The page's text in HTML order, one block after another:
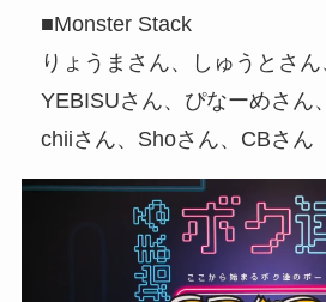
■Monster Stack
りょうまさん、しゅうとさん
YEBISUさん、ぴなーめさん
chiiさん、Shoさん、CBさん